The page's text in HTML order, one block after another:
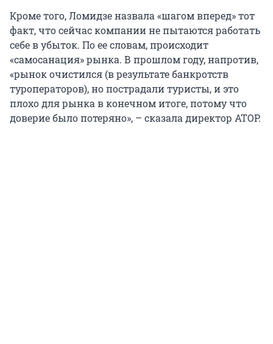
Кроме того, Ломидзе назвала «шагом вперед» тот
факт, что сейчас компании не пытаются работать
себе в убыток. По ее словам, происходит
«самосанация» рынка. В прошлом году, напротив,
«рынок очистился (в результате банкротств
туроператоров), но пострадали туристы, и это
плохо для рынка в конечном итоге, потому что
доверие было потеряно», – сказала директор АТОР.